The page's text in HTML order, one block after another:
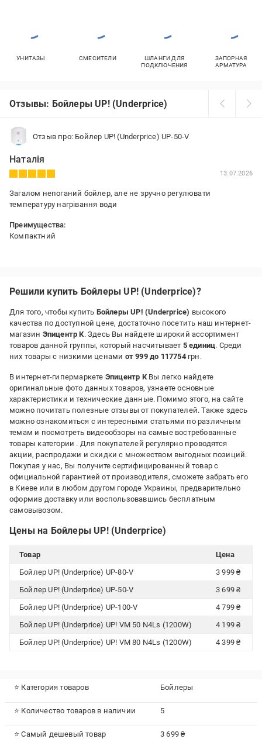
УНИТАЗЫ СМЕСИТЕЛИ
ШЛАНГИ ДЛЯ
ПОДКЛЮЧЕНИЯ
ЗАПОРНАЯ
АРМАТУРА
Отзывы: Бойлеры UP! (Underprice)
Отзыв про: Бойлер UP! (Underprice) UP-50-V
Наталія
13.07.2026
Загалом непоганий бойлер, але не зручно регулювати
температуру нагрівання води
Преимущества:
Компактний
Решили купить Бойлеры UP! (Underprice)?
Для того, чтобы купить Бойлеры UP! (Underprice) высокого
качества по доступной цене, достаточно посетить наш интернет-
магазин Эпицентр К. Здесь Вы найдете широкий ассортимент
товаров данной группы, который насчитывает 5 единиц. Среди
них товары с низкими ценами от 999 до 117754грн.
В интернет-гипермаркете Эпицентр КВы легко найдете
оригинальные фото данных товаров, узнаете основные
характеристики и технические данные. Помимо этого, на сайте
можно почитать полезные отзывы от покупателей. Также здесь
можно ознакомиться с интересными статьями по различным
темам и посмотреть видеообзоры на самые востребованные
товары категории . Для покупателей регулярно проводятся
акции, распродажи и скидки с множеством выгодных позиций.
Покупая у нас, Вы получите сертифицированный товар с
официальной гарантией от производителя, сможете забрать его
в Киеве или в любом другом городе Украины, предварительно
оформив доставку или воспользовавшись бесплатным
самовывозом.
Цены на Бойлеры UP! (Underprice)
Товар
Цена
Бойлер UP! (Underprice) UP-80-V
3 999 ₴
Бойлер UP! (Underprice) UP-50-V
3 699 ₴
Бойлер UP! (Underprice) UP-100-V
4 799 ₴
Бойлер UP! (Underprice) UP! VM 50 N4Ls (1200W)
4 199 ₴
Бойлер UP! (Underprice) UP! VM 80 N4Ls (1200W)
4 399 ₴
⭐ Категория товаров Бойлеры
⭐ Количество товаров в наличии 5
⭐ Самый дешевый товар 3 699 ₴